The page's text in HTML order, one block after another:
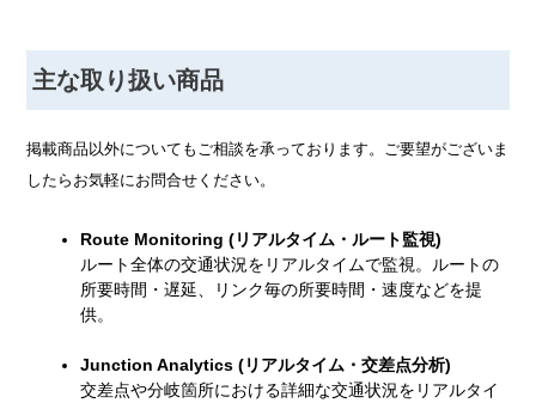
主な取り扱い商品
掲載商品以外についてもご相談を承っております。ご要望がございま
したらお気軽にお問合せください。
Route Monitoring (リアルタイム・ルート監視)
ルート全体の交通状況をリアルタイムで監視。ルートの
所要時間・遅延、リンク毎の所要時間・速度などを提
供。
Junction Analytics (リアルタイム・交差点分析)
交差点や分岐箇所における詳細な交通状況をリアルタイ